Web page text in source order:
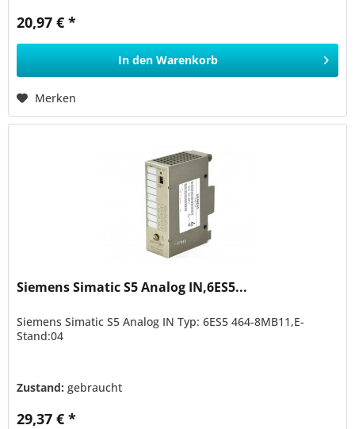
20,97 € *
In den Warenkorb
Merken
Siemens Simatic S5 Analog IN,6ES5...
Siemens Simatic S5 Analog IN Typ: 6ES5 464-8MB11,E-
Stand:04
Zustand:gebraucht
29,37 € *